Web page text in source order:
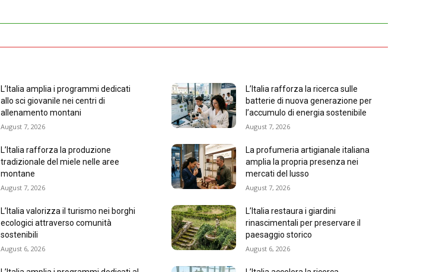
L’Italia amplia i programmi dedicati
allo sci giovanile nei centri di
allenamento montani
August 7, 2026
L’Italia rafforza la ricerca sulle
batterie di nuova generazione per
l’accumulo di energia sostenibile
August 7, 2026
L’Italia rafforza la produzione
tradizionale del miele nelle aree
montane
August 7, 2026
La profumeria artigianale italiana
amplia la propria presenza nei
mercati del lusso
August 7, 2026
L’Italia valorizza il turismo nei borghi
ecologici attraverso comunità
sostenibili
August 6, 2026
L’Italia restaura i giardini
rinascimentali per preservare il
paesaggio storico
August 6, 2026